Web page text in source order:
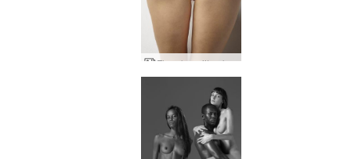
Flora kauniit pakarat